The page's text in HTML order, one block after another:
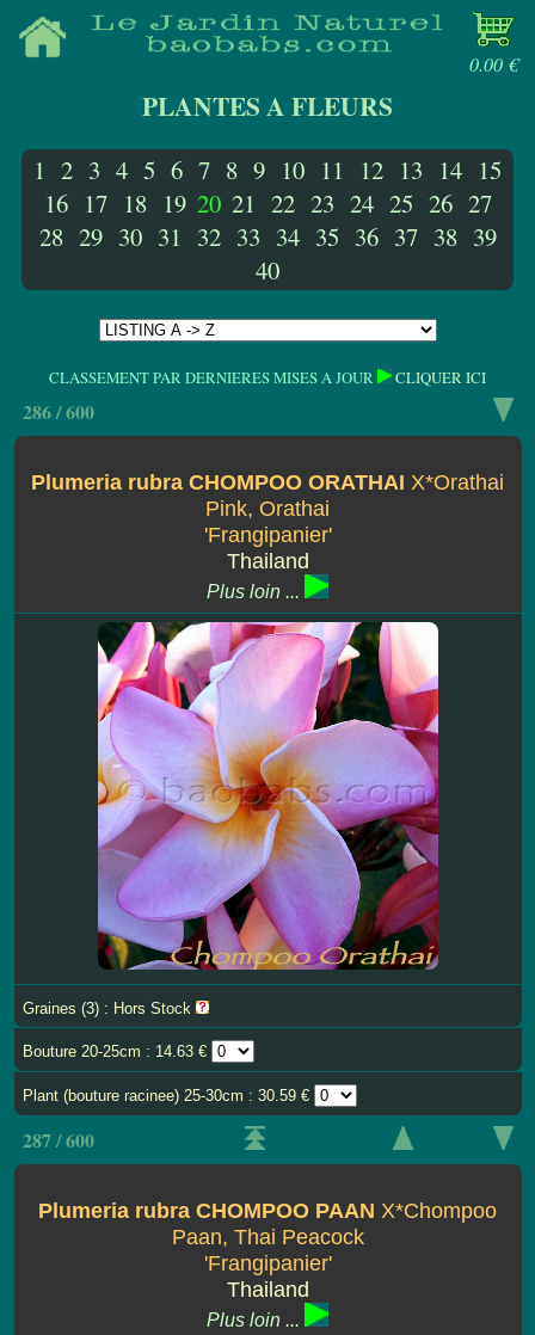
0.00 €
PLANTES A FLEURS
1 2 3 4 5 6 7 8 9 10 11 12 13 14 15
16 17 18 19 20 21 22 23 24 25 26 27
28 29 30 31 32 33 34 35 36 37 38 39
40
CLASSEMENT PAR DERNIERES MISES A JOUR CLIQUER ICI
286 / 600
Plumeria rubra CHOMPOO ORATHAI X*Orathai
Pink, Orathai
'Frangipanier'
Thailand
Plus loin ...
Graines (3) : Hors Stock
Bouture 20-25cm : 14.63 €
Plant (bouture racinee) 25-30cm : 30.59 €
287 / 600
Plumeria rubra CHOMPOO PAAN X*Chompoo
Paan, Thai Peacock
'Frangipanier'
Thailand
Plus loin ...